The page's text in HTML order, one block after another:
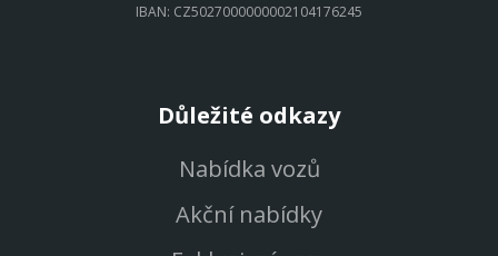
IBAN: CZ5027000000002104176245
Důležité odkazy
Nabídka vozů
Akční nabídky